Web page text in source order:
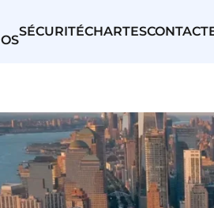
SÉCURITÉCHARTES